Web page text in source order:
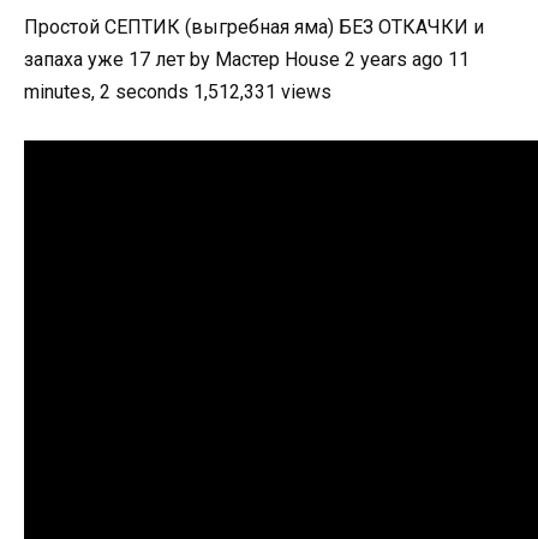
Простой СЕПТИК (выгребная яма) БЕЗ ОТКАЧКИ и
запаха уже 17 лет by Мастер House 2 years ago 11
minutes, 2 seconds 1,512,331 views